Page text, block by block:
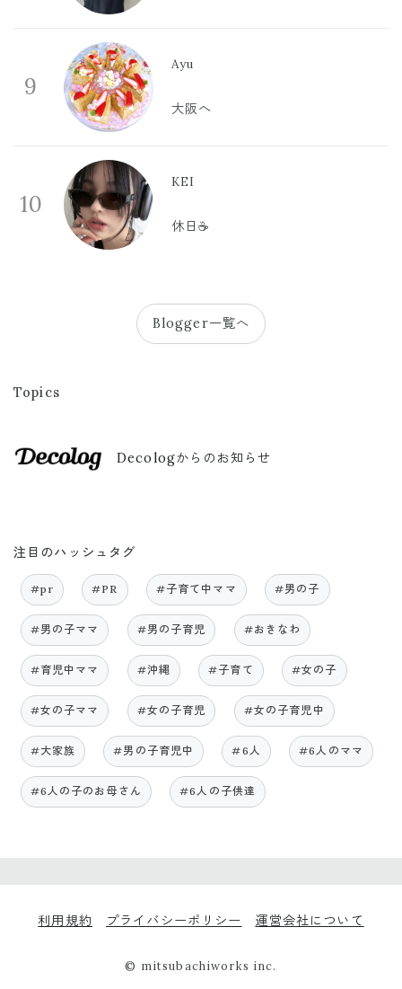
9
Ayu
大阪へ
10
KEI
休日☕️
Blogger一覧へ
Topics
Decologからのお知らせ
注目のハッシュタグ
#pr #PR #子育て中ママ #男の子
#男の子ママ #男の子育児 #おきなわ
#育児中ママ #沖縄 #子育て #女の子
#女の子ママ #女の子育児 #女の子育児中
#大家族 #男の子育児中 #6人 #6人のママ
#6人の子のお母さん #6人の子供達
利用規約 プライバシーポリシー 運営会社について
© mitsubachiworks inc.